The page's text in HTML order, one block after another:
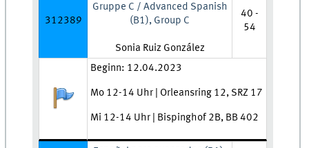
312389
Gruppe C / Advanced Spanish
(B1), Group C
Lehrkraft:
Sonia Ruiz González
40 -
54
Anmeldestatus:
Zeit und Ort:
Beginn: 12.04.2023
Mo 12-14 Uhr | Orleansring 12, SRZ 17
Mi 12-14 Uhr | Bispinghof 2B, BB 402